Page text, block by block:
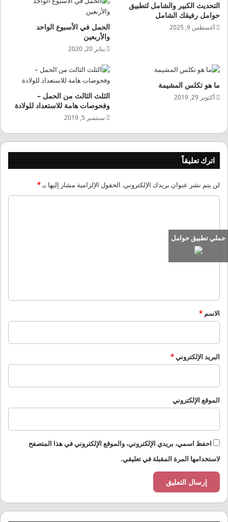
التحديث الكبير والشامل لتطبيق
حوامل رفيقك الشامل
أغسطس 9, 2025
الحمل في الأسبوع الواحد
والأربعين
يناير 20, 2020
ما هو تكلس المشيمة
أكتوبر 29, 2019
الثلث الثالث من الحمل –
وفحوصات هامة للاستعداد للولادة
سبتمبر 5, 2019
اترك تعليقاً
لن يتم نشر عنوان بريدك الإلكتروني. الحقول الإلزامية مشار إليها بـ*
ل
*
الاسم *
البريد الإلكتروني*
الموقع الإلكتروني
احفظ اسمي، بريدي الإلكتروني، والموقع الإلكتروني في هذا المتصفح
لاستخدامها المرة المقبلة في تعليقي.
حملي تطبيق حوامل